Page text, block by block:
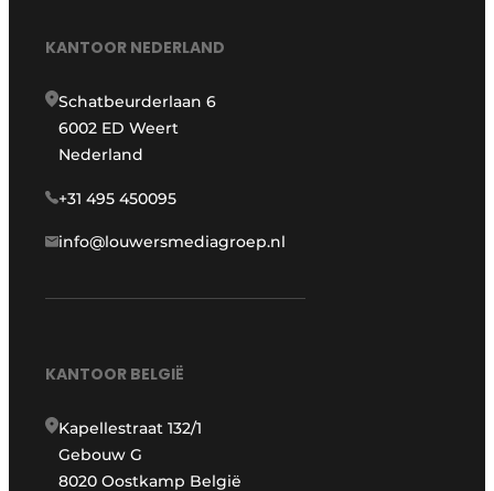
KANTOOR NEDERLAND
Schatbeurderlaan 6
6002 ED Weert
Nederland
+31 495 450095
info@louwersmediagroep.nl
KANTOOR BELGIË
Kapellestraat 132/1
Gebouw G
8020 Oostkamp België